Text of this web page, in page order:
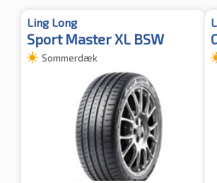
Ling Long
Sport Master XL BSW
Sommerdæk